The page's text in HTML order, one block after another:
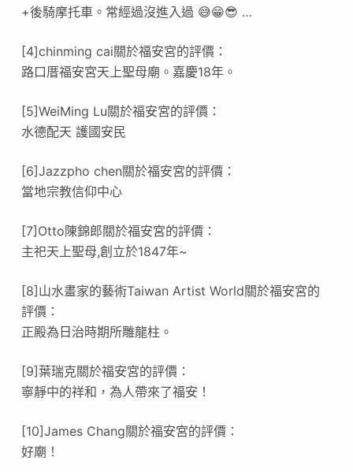
+後騎摩托車。常經過沒進入過 😅😁😎 …
[4]chinming cai關於福安宮的評價：
路口厝福安宮天上聖母廟。嘉慶18年。
[5]WeiMing Lu關於福安宮的評價：
水德配天 護國安民
[6]Jazzpho chen關於福安宮的評價：
當地宗教信仰中心
[7]Otto陳錦郎關於福安宮的評價：
主祀天上聖母,創立於1847年~
[8]山水畫家的藝術Taiwan Artist World關於福安宮的
評價：
正殿為日治時期所雕龍柱。
[9]葉瑞克關於福安宮的評價：
寧靜中的祥和，為人帶來了福安！
[10]James Chang關於福安宮的評價：
好廟！